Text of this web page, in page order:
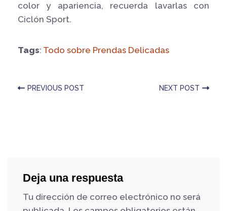
color y apariencia, recuerda lavarlas con
Ciclón Sport.
Tags: Todo sobre Prendas Delicadas
PREVIOUS POST NEXT POST
Deja una respuesta
Tu dirección de correo electrónico no será